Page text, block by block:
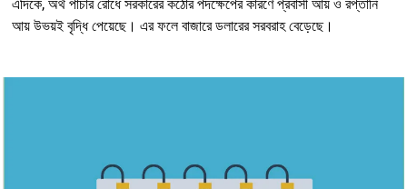
এদিকে, অর্থ পাচার রোধে সরকারের কঠোর পদক্ষেপের কারণে প্রবাসী আয় ও রপ্তানি
আয় উভয়ই বৃদ্ধি পেয়েছে। এর ফলে বাজারে ডলারের সরবরাহ বেড়েছে।